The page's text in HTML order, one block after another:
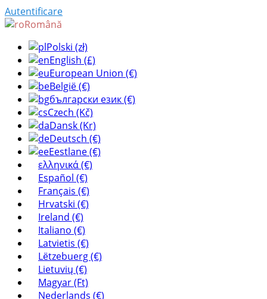
Autentificare
Română
Polski (zł)
English (£)
European Union (€)
België (€)
български език (€)
Czech (Kč)
Dansk (Kr)
Deutsch (€)
Eestlane (€)
ελληνικά (€)
Español (€)
Français (€)
Hrvatski (€)
Ireland (€)
Italiano (€)
Latvietis (€)
Lëtzebuerg (€)
Lietuvių (€)
Magyar (Ft)
Nederlands (€)